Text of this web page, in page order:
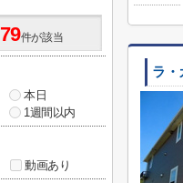
ラ・
79件が該当
本日
1週間以内
動画あり